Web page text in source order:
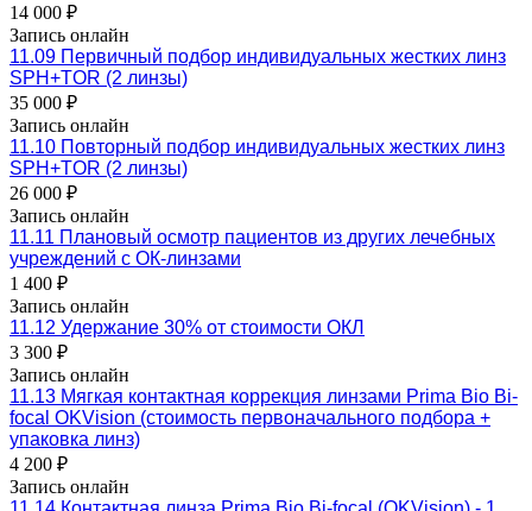
14 000 ₽
Запись онлайн
11.09 Первичный подбор индивидуальных жестких линз
SPH+TOR (2 линзы)
35 000 ₽
Запись онлайн
11.10 Повторный подбор индивидуальных жестких линз
SPH+TOR (2 линзы)
26 000 ₽
Запись онлайн
11.11 Плановый осмотр пациентов из других лечебных
учреждений с ОК-линзами
1 400 ₽
Запись онлайн
11.12 Удержание 30% от стоимости ОКЛ
3 300 ₽
Запись онлайн
11.13 Мягкая контактная коррекция линзами Prima Bio Bi-
focal OKVision (стоимость первоначального подбора +
упаковка линз)
4 200 ₽
Запись онлайн